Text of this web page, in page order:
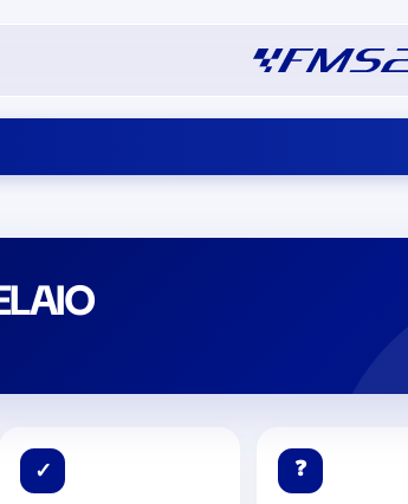
✓ ❓